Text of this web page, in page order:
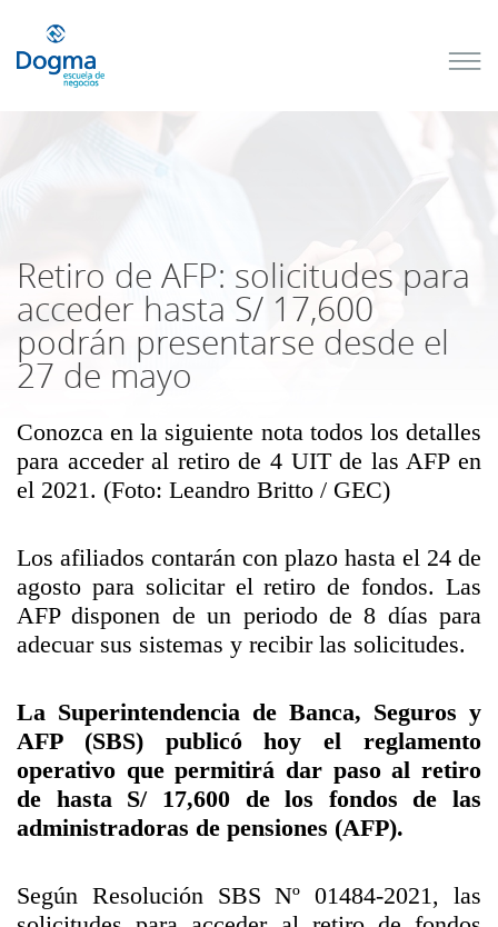
Retiro de AFP: solicitudes para
acceder hasta S/ 17,600
podrán presentarse desde el
27 de mayo
Conozca en la siguiente nota todos los detalles
para acceder al retiro de 4 UIT de las AFP en
el 2021. (Foto: Leandro Britto / GEC)
Los afiliados contarán con plazo hasta el 24 de
agosto para solicitar el retiro de fondos. Las
AFP disponen de un periodo de 8 días para
adecuar sus sistemas y recibir las solicitudes.
La Superintendencia de Banca, Seguros y
AFP (SBS) publicó hoy el reglamento
operativo que permitirá dar paso al retiro
de hasta S/ 17,600 de los fondos de las
administradoras de pensiones (AFP).
Según Resolución SBS Nº 01484-2021, las
próximos